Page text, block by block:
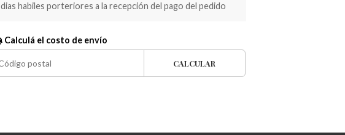
dias habiles porteriores a la recepción del pago del pedido
Calculá el costo de envío
CALCULAR